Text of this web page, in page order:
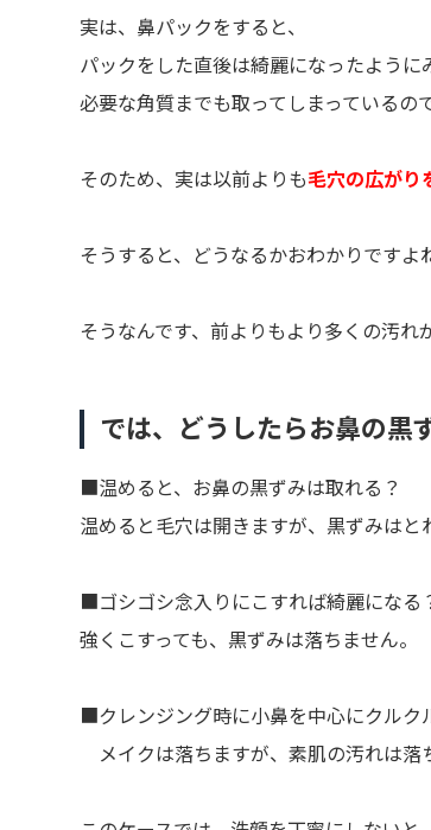
実は、鼻パックをすると、
パックをした直後は綺麗になったように
必要な角質までも取ってしまっているので
そのため、実は以前よりも毛穴の広がり
そうすると、どうなるかおわかりですよ
そうなんです、前よりもより多くの汚れ
では、どうしたらお鼻の黒
■温めると、お鼻の黒ずみは取れる？
温めると毛穴は開きますが、黒ずみはと
■ゴシゴシ念入りにこすれば綺麗になる
強くこすっても、黒ずみは落ちません。
■クレンジング時に小鼻を中心にクルク
メイクは落ちますが、素肌の汚れは落